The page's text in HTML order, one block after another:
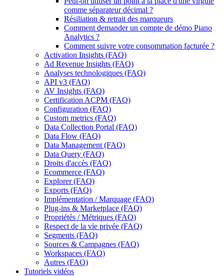
comme séparateur décimal ?
Résiliation & retrait des marqueurs
Comment demander un compte de démo Piano
Analytics ?
Comment suivre votre consommation facturée ?
Activation Insights (FAQ)
Ad Revenue Insights (FAQ)
Analyses technologiques (FAQ)
API v3 (FAQ)
AV Insights (FAQ)
Certification ACPM (FAQ)
Configuration (FAQ)
Custom metrics (FAQ)
Data Collection Portal (FAQ)
Data Flow (FAQ)
Data Management (FAQ)
Data Query (FAQ)
Droits d'accès (FAQ)
Ecommerce (FAQ)
Explorer (FAQ)
Exports (FAQ)
Implémentation / Marquage (FAQ)
Plug-ins & Marketplace (FAQ)
Propriétés / Métriques (FAQ)
Respect de la vie privée (FAQ)
Segments (FAQ)
Sources & Campagnes (FAQ)
Workspaces (FAQ)
Autres (FAQ)
Tutoriels vidéos